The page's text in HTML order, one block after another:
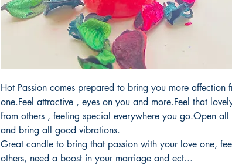
Hot Passion comes prepared to bring you more affection
one.Feel attractive , eyes on you and more.Feel that
from others , feeling special everywhere you go.Open
and bring all good vibrations.
Great candle to bring that passion with your love one,
others, need a boost in your marriage and ect...